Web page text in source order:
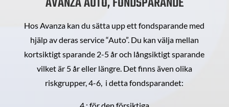
Hos Avanza kan du sätta upp ett fondsparande med
hjälp av deras service “Auto”. Du kan välja mellan
kortsiktigt sparande 2-5 år och långsiktigt sparande
vilket är 5 år eller längre. Det finns även olika
riskgrupper, 4-6, i detta fondsparandet:
4 : för den försiktiga